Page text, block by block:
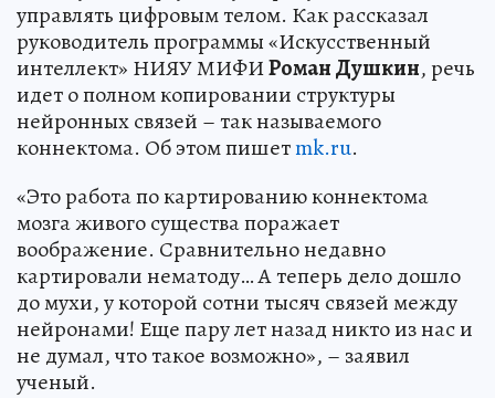
управлять цифровым телом. Как рассказал
руководитель программы «Искусственный
интеллект» НИЯУ МИФИРоман Душкин, речь
идет о полном копировании структуры
нейронных связей – так называемого
коннектома. Об этом пишетmk.ru.
«Это работа по картированию коннектома
мозга живого существа поражает
воображение. Сравнительно недавно
картировали нематоду… А теперь дело дошло
до мухи, у которой сотни тысяч связей между
нейронами! Еще пару лет назад никто из нас и
не думал, что такое возможно», – заявил
ученый.